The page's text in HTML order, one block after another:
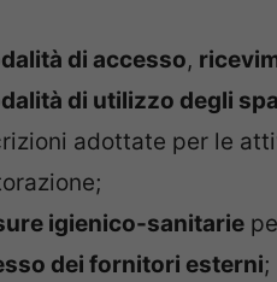
di accesso,
di utilizzo degli
adottate per le
igienico-sanitarie
dei fornitori esterni;